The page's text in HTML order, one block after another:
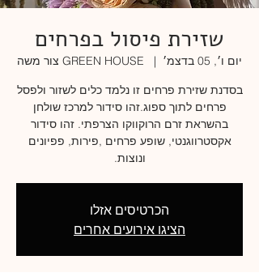
שזירת פיסול בפרחים
יום ו׳, 05 בדצמ׳
  |
בסדנת שזירת פרחים זו נלמד כלים לשזור ולפסל
פרחים לתוך ספוג.זהו סידור למרכז שולחן
בהשראת זרם הרוקווקו הצרפתי. זהו סידור
אקסטרווגנטי, שופע פרחים ,פירות, פפיונים
ונוצות.
הכרטיסים אזלו
הציגו אירועים אחרים